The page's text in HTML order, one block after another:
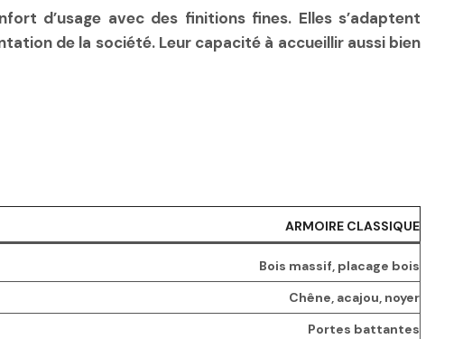
d’usage avec des finitions fines. Elles s’adaptent
de la société. Leur capacité à accueillir aussi bien
ARMOIRE CLASSIQUE
Bois massif, placage bois
Chêne, acajou, noyer
Portes battantes